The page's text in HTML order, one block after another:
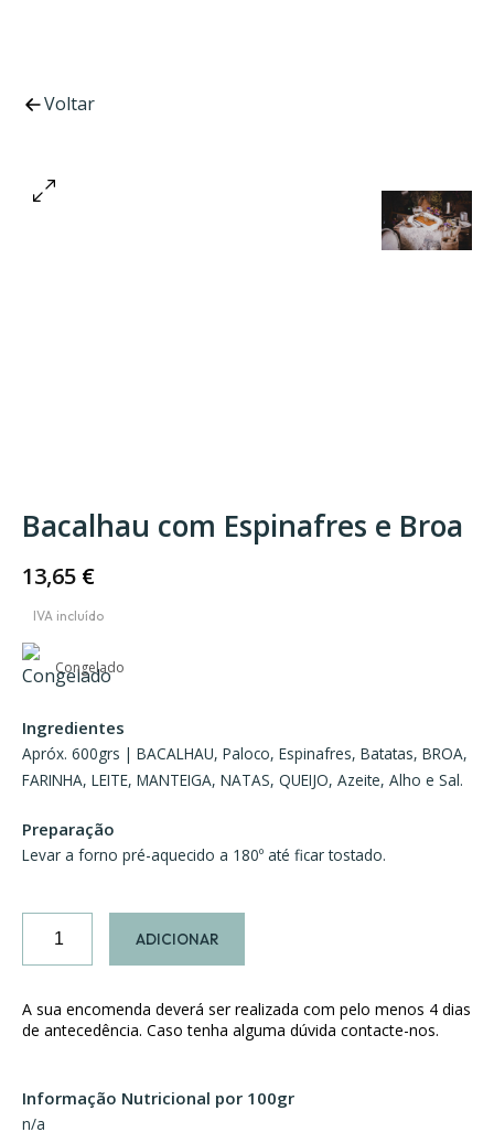
Voltar
Bacalhau com Espinafres e Broa
13,65 €
Congelado
Ingredientes
Apróx. 600grs | BACALHAU, Paloco, Espinafres, Batatas, BROA,
FARINHA, LEITE, MANTEIGA, NATAS, QUEIJO, Azeite, Alho e Sal.
Preparação
Levar a forno pré-aquecido a 180º até ficar tostado.
com
Espinafres
ADICIONAR
A sua encomenda deverá ser realizada com pelo menos 4 dias
de antecedência. Caso tenha alguma dúvida contacte-nos.
Informação Nutricional por 100gr
n/a